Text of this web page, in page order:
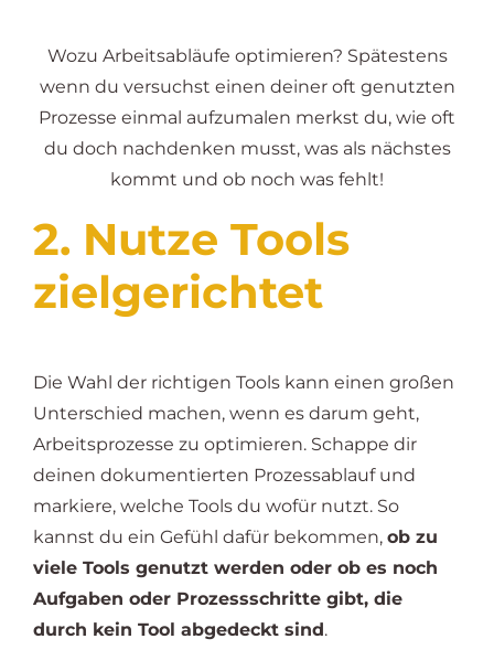
Wozu Arbeitsabläufe optimieren? Spätestens
wenn du versuchst einen deiner oft genutzten
Prozesse einmal aufzumalen merkst du, wie oft
du doch nachdenken musst, was als nächstes
kommt und ob noch was fehlt!
2. Nutze Tools
zielgerichtet
Die Wahl der richtigen Tools kann einen großen
Unterschied machen, wenn es darum geht,
Arbeitsprozesse zu optimieren. Schappe dir
deinen dokumentierten Prozessablauf und
markiere, welche Tools du wofür nutzt. So
kannst du ein Gefühl dafür bekommen, ob zu
viele Tools genutzt werden oder ob es noch
Aufgaben oder Prozessschritte gibt, die
durch kein Tool abgedeckt sind.